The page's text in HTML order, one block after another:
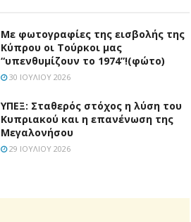
Με φωτογραφίες της εισβολής της
Κύπρου οι Τούρκοι μας
“υπενθυμίζουν το 1974”!(φώτο)
30 ΙΟΥΛΊΟΥ 2026
ΥΠΕΞ: Σταθερός στόχος η λύση του
Κυπριακού και η επανένωση της
Μεγαλονήσου
29 ΙΟΥΛΊΟΥ 2026